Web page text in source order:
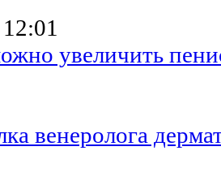
12:01
увеличить